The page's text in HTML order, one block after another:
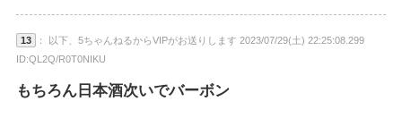
13
： 以下、5ちゃんねるからVIPがお送りします 2023/07/29(土) 22:25:08.299
ID:QL2Q/R0T0NIKU
もちろん日本酒次いでバーボン